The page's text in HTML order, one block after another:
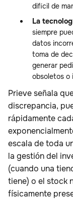
difícil de
La
siempre
datos
toma de
generar
obsoletos o
Prieve señala
discrepancia,
rápidamente
escala de toda
la gestión del
(cuando una
tiene) o el stock
físicamente